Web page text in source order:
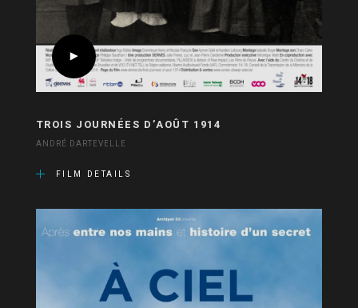
TROIS JOURNÉES D’AOÛT 1914
ANDRÉ DARTEVELLE
FILM DETAILS